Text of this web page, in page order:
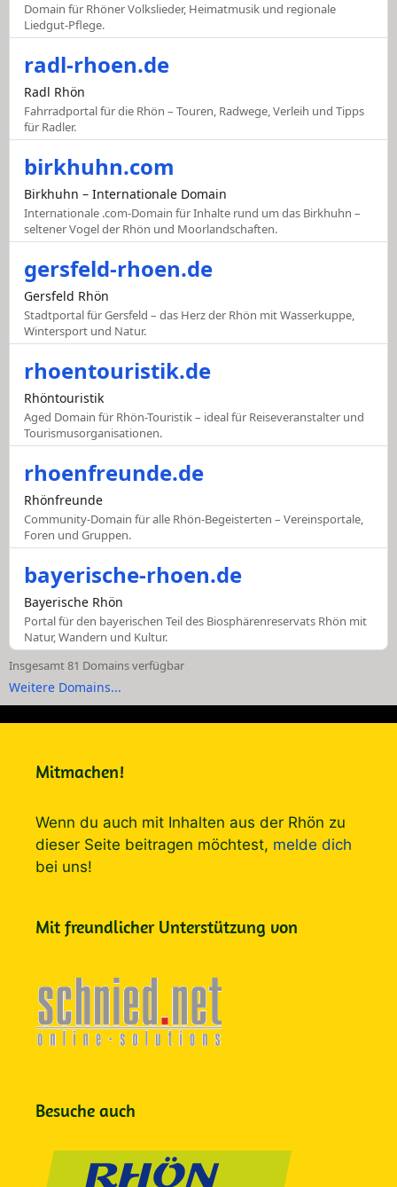
Domain für Rhöner Volkslieder, Heimatmusik und regionale
Liedgut-Pflege.
radl-rhoen.de
Radl Rhön
Fahrradportal für die Rhön – Touren, Radwege, Verleih und Tipps
für Radler.
birkhuhn.com
Birkhuhn – Internationale Domain
Internationale .com-Domain für Inhalte rund um das Birkhuhn –
seltener Vogel der Rhön und Moorlandschaften.
gersfeld-rhoen.de
Gersfeld Rhön
Stadtportal für Gersfeld – das Herz der Rhön mit Wasserkuppe,
Wintersport und Natur.
rhoentouristik.de
Rhöntouristik
Aged Domain für Rhön-Touristik – ideal für Reiseveranstalter und
Tourismusorganisationen.
rhoenfreunde.de
Rhönfreunde
Community-Domain für alle Rhön-Begeisterten – Vereinsportale,
Foren und Gruppen.
bayerische-rhoen.de
Bayerische Rhön
Portal für den bayerischen Teil des Biosphärenreservats Rhön mit
Natur, Wandern und Kultur.
Insgesamt 81 Domains verfügbar
Weitere Domains...
Mitmachen!
Wenn du auch mit Inhalten aus der Rhön zu
dieser Seite beitragen möchtest, melde dich
bei uns!
Mit freundlicher Unterstützung von
Besuche auch